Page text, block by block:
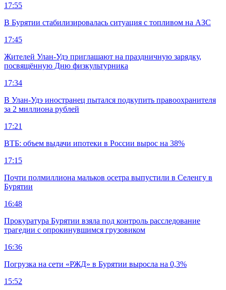
17:55
В Бурятии стабилизировалась ситуация с топливом на АЗС
17:45
Жителей Улан-Удэ приглашают на праздничную зарядку,
посвящённую Дню физкультурника
17:34
В Улан-Удэ иностранец пытался подкупить правоохранителя
за 2 миллиона рублей
17:21
ВТБ: объем выдачи ипотеки в России вырос на 38%
17:15
Почти полмиллиона мальков осетра выпустили в Селенгу в
Бурятии
16:48
Прокуратура Бурятии взяла под контроль расследование
трагедии с опрокинувшимся грузовиком
16:36
Погрузка на сети «РЖД» в Бурятии выросла на 0,3%
15:52